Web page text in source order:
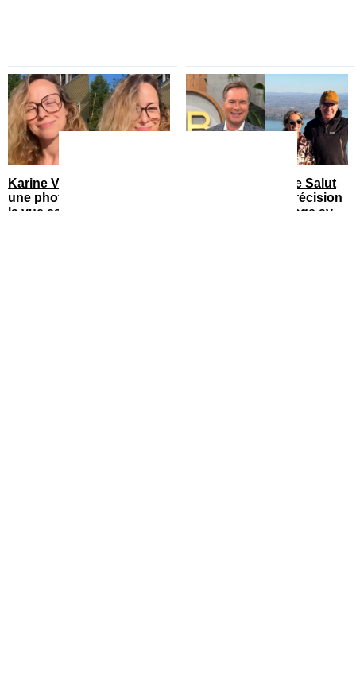
Karine Vanasse partage
une photo dans sa cour et
la vue est sublime
Alexandre Dubé de Salut
Bonjour fait une précision
sur son futur mariage avec